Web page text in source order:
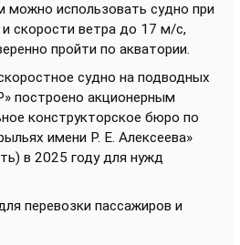
можно использовать судно при
скорости ветра до 17 м/с,
пройти по акватории.
судно на подводных
построено акционерным
конструкторское бюро по
имени Р. Е. Алексеева»
в 2025 году для нужд
перевозки пассажиров и